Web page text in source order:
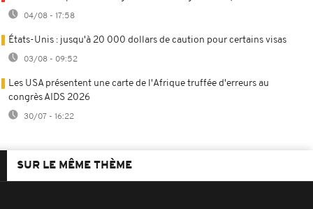
04/08 - 17:58
États-Unis : jusqu'à 20 000 dollars de caution pour certains visas
03/08 - 09:52
Les USA présentent une carte de l'Afrique truffée d'erreurs au
congrès AIDS 2026
30/07 - 16:22
SUR LE MÊME THÈME